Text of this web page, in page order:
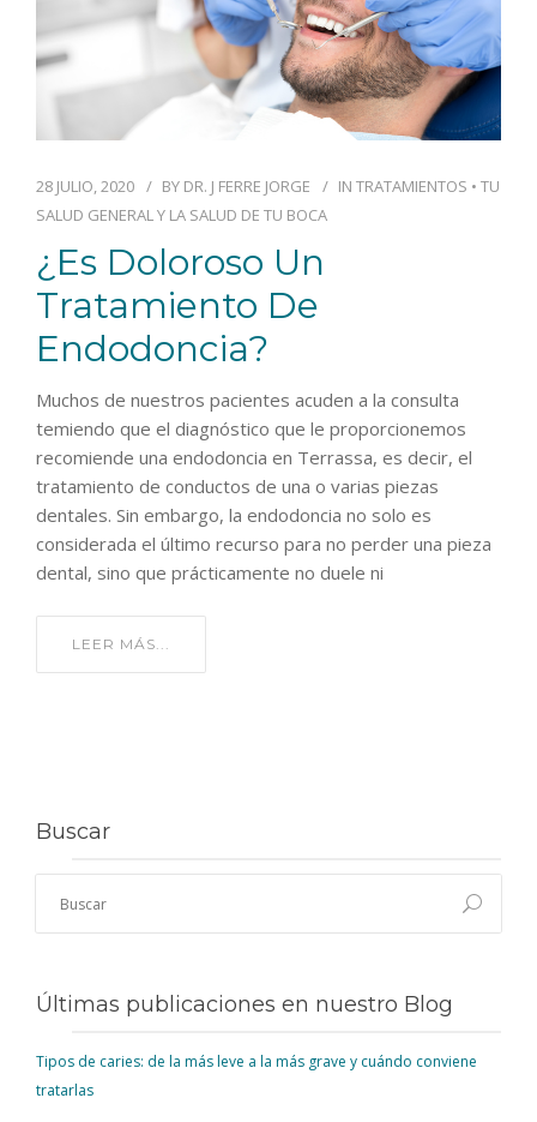
28 JULIO, 2020 BY DR. J FERRE JORGE IN TRATAMIENTOS • TU
SALUD GENERAL Y LA SALUD DE TU BOCA
¿Es Doloroso Un
Tratamiento De
Endodoncia?
Muchos de nuestros pacientes acuden a la consulta
temiendo que el diagnóstico que le proporcionemos
recomiende una endodoncia en Terrassa, es decir, el
tratamiento de conductos de una o varias piezas
dentales. Sin embargo, la endodoncia no solo es
considerada el último recurso para no perder una pieza
dental, sino que prácticamente no duele ni
LEER MÁS...
Buscar
Últimas publicaciones en nuestro Blog
Tipos de caries: de la más leve a la más grave y cuándo conviene
tratarlas